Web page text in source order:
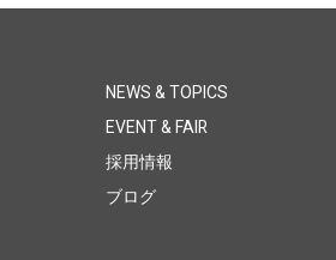
NEWS & TOPICS
EVENT & FAIR
採用情報
ブログ